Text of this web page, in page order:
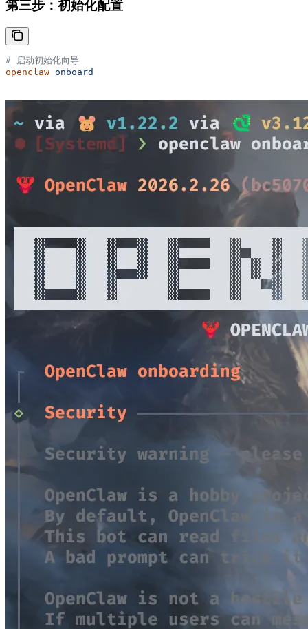
第三步：初始化配置
# 启动初始化向导
openclaw onboard